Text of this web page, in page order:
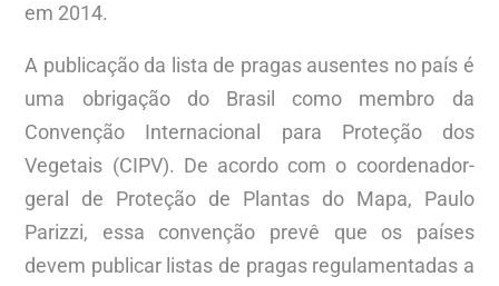
em 2014.
A publicação da lista de pragas ausentes no país é
uma obrigação do Brasil como membro da
Convenção Internacional para Proteção dos
Vegetais (CIPV). De acordo com o coordenador-
geral de Proteção de Plantas do Mapa, Paulo
Parizzi, essa convenção prevê que os países
devem publicar listas de pragas regulamentadas a